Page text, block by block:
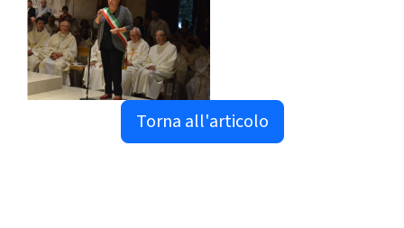
Torna all'articolo